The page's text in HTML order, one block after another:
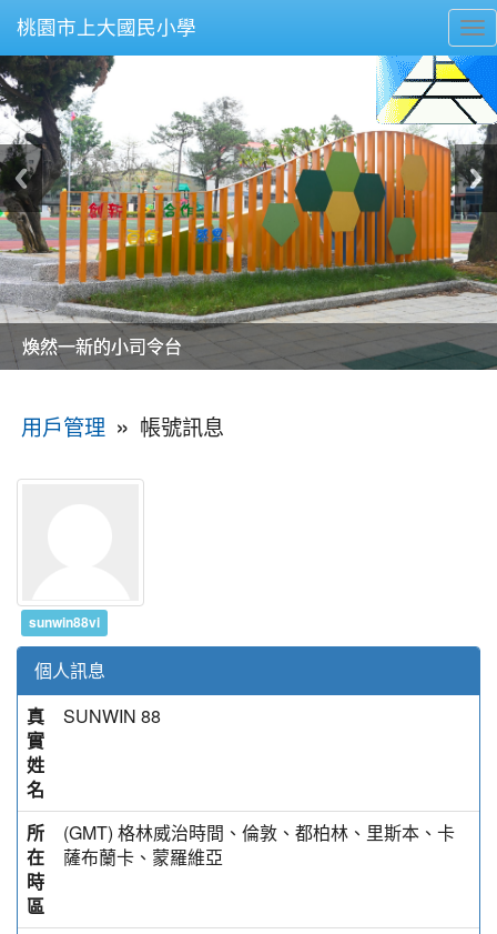
桃園市上大國民小學
美麗的操場是我們活力的來源
美麗的操場是我們活力的來源
煥然一新的小司令台
煥然一新的小司令台
富含桃園埤塘田園風光意象的中廊
富含桃園埤塘田園風光意象的中廊
嶄新的中庭廣場
嶄新的中庭廣場
水生池生生不息
水生池生生不息
用戶管理 » 帳號訊息
sunwin88vi
個人訊息
真
實
姓
名
SUNWIN 88
所
在
時
區
(GMT) 格林威治時間、倫敦、都柏林、里斯本、卡
薩布蘭卡、蒙羅維亞